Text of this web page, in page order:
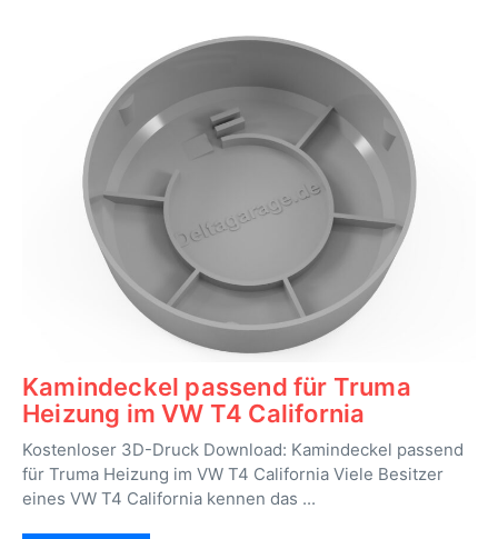
Kamindeckel passend für Truma
Heizung im VW T4 California
Kostenloser 3D-Druck Download: Kamindeckel passend
für Truma Heizung im VW T4 California Viele Besitzer
eines VW T4 California kennen das ...